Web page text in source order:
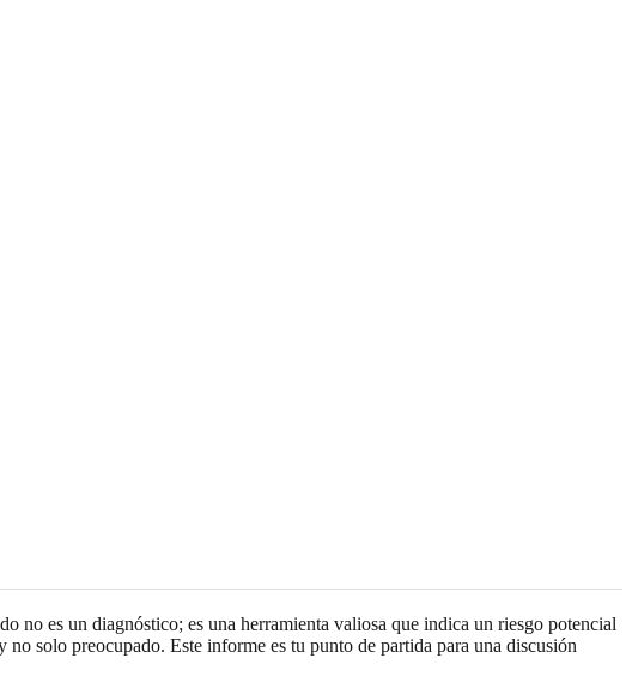
no es un diagnóstico; es una herramienta valiosa que indica un riesgo potencial
solo preocupado. Este informe es tu punto de partida para una discusión